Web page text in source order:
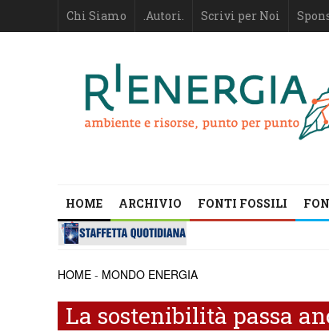
Chi Siamo .Autori. Scrivi per Noi
HOME ARCHIVIO FONTI FOSSILI
HOME - MONDO ENERGIA
La sostenibilità passa